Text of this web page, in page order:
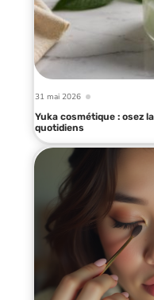
31 mai 2026
Yuka cosmétique : osez
quotidiens